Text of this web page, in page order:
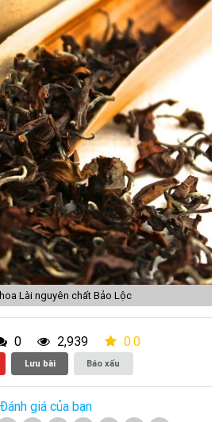
Lài nguyên chất Bảo Lộc
0 2,939 0.0
Lưu bài Báo xấu
Đánh giá của bạn